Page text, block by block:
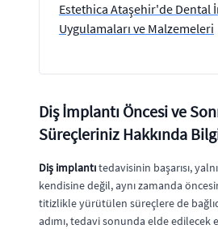
Estethica Ataşehir'de Dental
Uygulamaları ve Malzemeleri
Diş İmplantı Öncesi ve
Süreçleriniz Hakkında
Diş implantıtedavisinin başarısı,
kendisine değil, aynı zamanda
titizlikle yürütülen süreçlere de
adımı, tedavi sonunda elde